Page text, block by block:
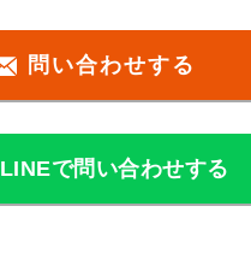
問い合わせする
LINEで問い合わせする